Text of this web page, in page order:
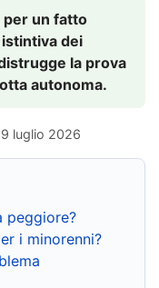
per un fatto
dei
la prova
autonoma.
luglio 2026
peggiore?
i minorenni?